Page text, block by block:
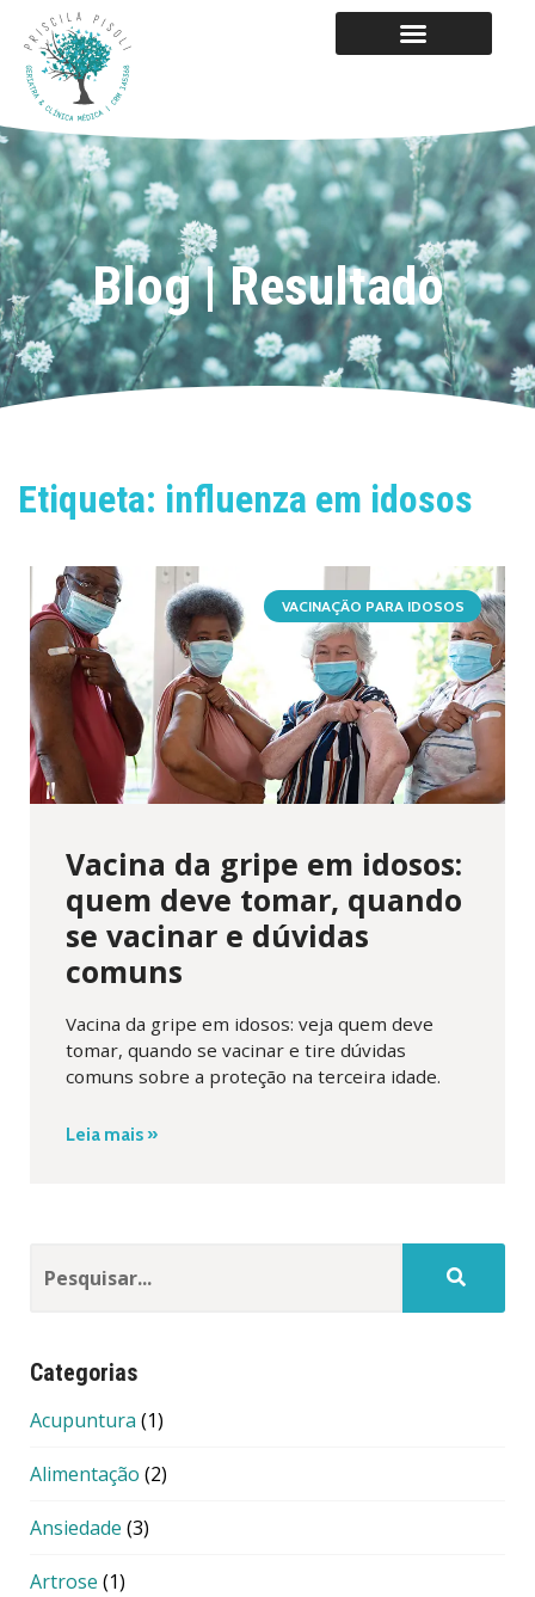
Blog | Resultado
Etiqueta: influenza em idosos
VACINAÇÃO PARA IDOSOS
Vacina da gripe em idosos:
quem deve tomar, quando
se vacinar e dúvidas
comuns
Vacina da gripe em idosos: veja quem deve
tomar, quando se vacinar e tire dúvidas
comuns sobre a proteção na terceira idade.
Leia mais »
Categorias
Acupuntura (1)
Alimentação (2)
Ansiedade (3)
Artrose (1)